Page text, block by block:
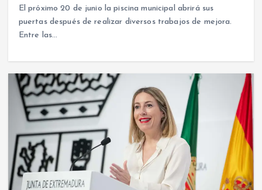
El próximo 20 de junio la piscina municipal abrirá sus
puertas después de realizar diversos trabajos de mejora.
Entre las…